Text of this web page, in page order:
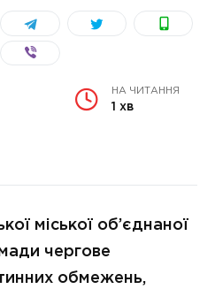
НА ЧИТАННЯ
1 хв
міської об’єднаної
чергове
обмежень,